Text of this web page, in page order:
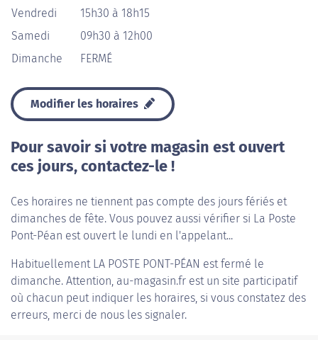
Vendredi
15h30 à 18h15
Samedi
09h30 à 12h00
Dimanche
FERMÉ
Modifier les horaires
Pour savoir si votre magasin est ouvert
ces jours, contactez-le !
Ces horaires ne tiennent pas compte des jours fériés et
dimanches de fête. Vous pouvez aussi vérifier si La Poste
Pont-Péan est ouvert le lundi en l'appelant...
Habituellement LA POSTE PONT-PÉAN est fermé le
dimanche. Attention, au-magasin.fr est un site participatif
où chacun peut indiquer les horaires, si vous constatez des
erreurs, merci de nous les signaler.